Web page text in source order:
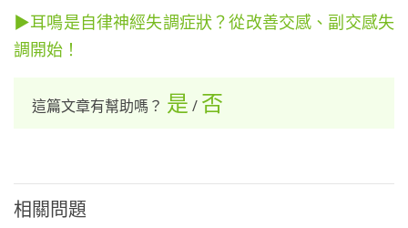
▶耳鳴是自律神經失調症狀？從改善交感、副交感失
調開始！
這篇文章有幫助嗎？ 是 / 否
相關問題